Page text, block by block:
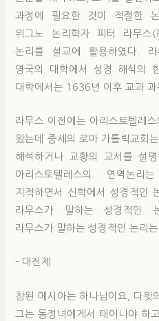
과정에 필요한 것이 적절한
위그노 논리학자 피터 라무스
논리를 설교에 활용하였다.
영국의 대학에서 성경 해석의
대학에서는 1636년 이후 교과 과
라무스 이전에는 아리스토텔레
왔는데 중세의 로마 가톨릭교회
해석하거나 교황의 교서를 설
아리스토텔레스의 연역논
지적하면서 신학에서 성경적인
라무스가 말하는 성경적인
라무스가 말하는 성경적인 논리는
– 대전제
참된 메시아는 하나님이요, 다윗
그는 동정녀에게서 태어나야 하